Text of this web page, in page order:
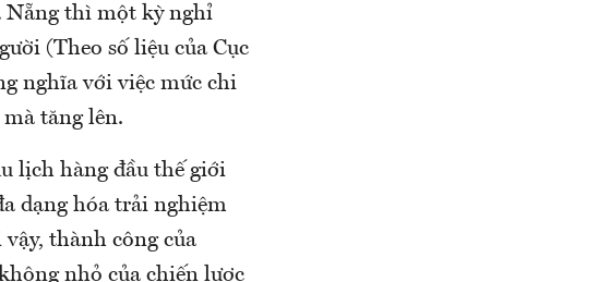
Nẵng thì một kỳ nghỉ
(Theo số liệu của Cục
nghĩa với việc mức chi
tăng lên.
lịch hàng đầu thế giới
dạng hóa trải nghiệm
thành công của
nhỏ của chiến lược